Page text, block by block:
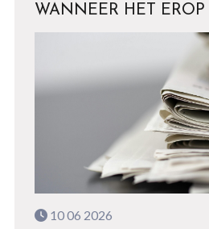
WANNEER HET EROP
10 06 2026